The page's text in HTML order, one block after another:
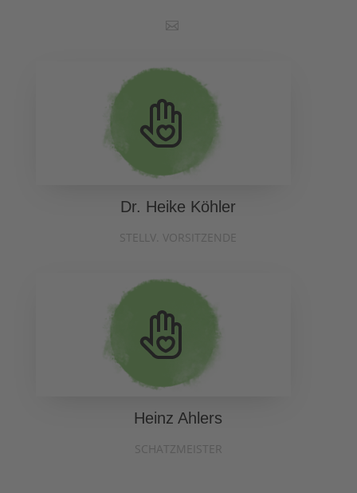
Dr. Heike Köhler
STELLV. VORSITZENDE
Heinz Ahlers
SCHATZMEISTER